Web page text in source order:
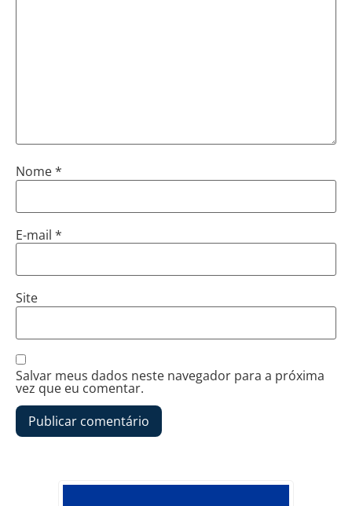
Nome*
E-mail *
Site
Salvar meus dados neste navegador para a próxima
vez que eu comentar.